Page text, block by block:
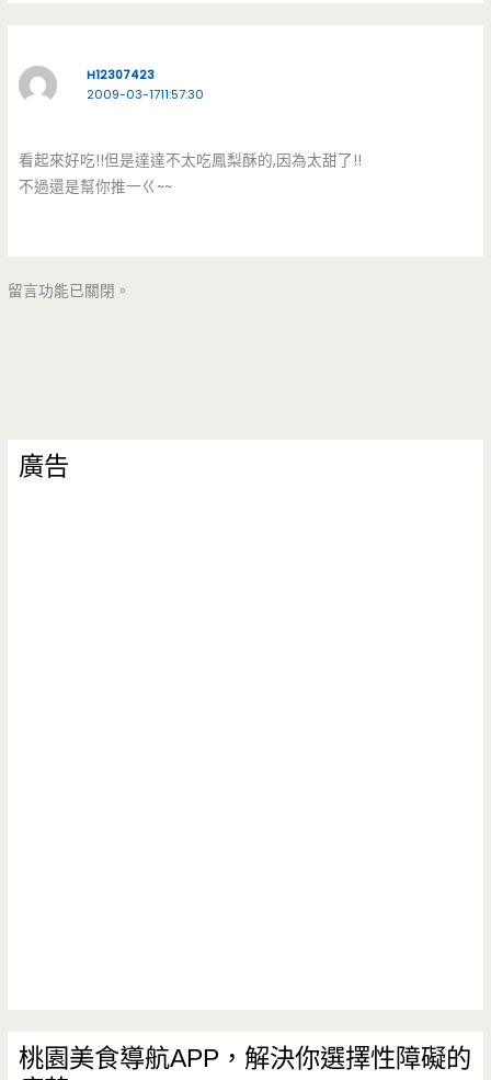
H12307423
2009-03-1711:57:30
看起來好吃!!但是達達不太吃鳳梨酥的,因為太甜了!!
不過還是幫你推一ㄍ~~
留言功能已關閉。
廣告
桃園美食導航APP，解決你選擇性障礙的